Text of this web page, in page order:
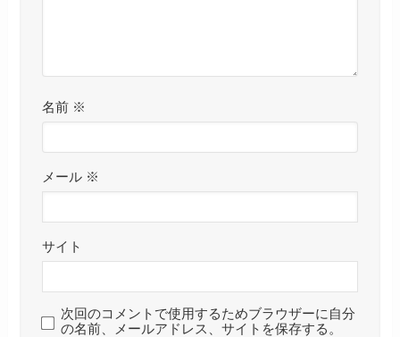
名前 ※
メール ※
サイト
次回のコメントで使用するためブラウザーに自分
の名前、メールアドレス、サイトを保存する。